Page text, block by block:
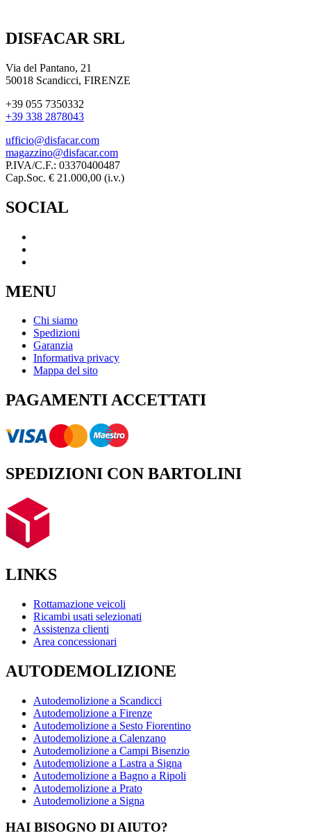
DISFACAR SRL
Via del Pantano, 21
50018 Scandicci, FIRENZE
+39 055 7350332
+39 338 2878043
ufficio@disfacar.com
magazzino@disfacar.com
P.IVA/C.F.: 03370400487
Cap.Soc. € 21.000,00 (i.v.)
SOCIAL
MENU
Chi siamo
Spedizioni
Garanzia
Informativa privacy
Mappa del sito
PAGAMENTI ACCETTATI
SPEDIZIONI CON BARTOLINI
LINKS
Rottamazione veicoli
Ricambi usati selezionati
Assistenza clienti
Area concessionari
AUTODEMOLIZIONE
Autodemolizione a Scandicci
Autodemolizione a Firenze
Autodemolizione a Sesto Fiorentino
Autodemolizione a Calenzano
Autodemolizione a Campi Bisenzio
Autodemolizione a Lastra a Signa
Autodemolizione a Bagno a Ripoli
Autodemolizione a Prato
Autodemolizione a Signa
HAI BISOGNO DI AIUTO?